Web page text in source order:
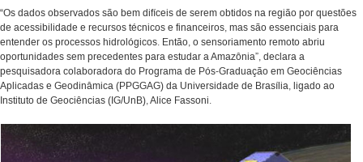
“Os dados observados são bem difíceis de serem obtidos na região por questões
de acessibilidade e recursos técnicos e financeiros, mas são essenciais para
entender os processos hidrológicos. Então, o sensoriamento remoto abriu
oportunidades sem precedentes para estudar a Amazônia”, declara a
pesquisadora colaboradora do Programa de Pós-Graduação em Geociências
Aplicadas e Geodinâmica (PPGGAG) da Universidade de Brasília, ligado ao
Instituto de Geociências (IG/UnB), Alice Fassoni.